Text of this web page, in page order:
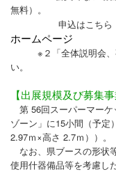
無料）。
申込はこち
ホームページ
※２「全体説明会、事
い。
【出展規模及び募集事
第 56回スーパーマーケ
ゾーン」に15小間（予定
2.97ｍ×高さ 2.7ｍ））。
なお、県ブースの形状
使用什器備品等を考慮し